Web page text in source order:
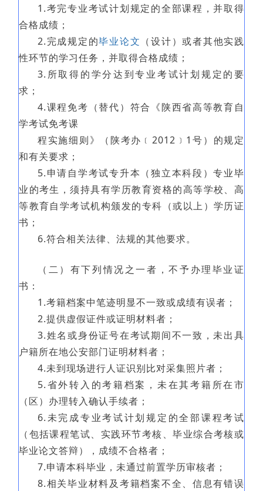
1.考完专业考试计划规定的全部课程，并取得
合格成绩；
2.完成规定的毕业论文 （设计）或者其他实践
性环节的学习任务，并取得合格成绩；
3.所取得的学分达到专业考试计划规定的要
求；
4.课程免考（替代）符合《陕西省高等教育自
学考试免考课
程实施细则》（陕考办﹝2012﹞1号）的规定
和有关要求；
5.申请自学考试专升本（独立本科段）专业毕
业的考生，须持具有学历教育资格的高等学校、高
等教育自学考试机构颁发的专科（或以上）学历证
书；
6.符合相关法律、法规的其他要求。
（二）有下列情况之一者，不予办理毕业证
书：
1.考籍档案中笔迹明显不一致或成绩有误者；
2.提供虚假证件或证明材料者；
3.姓名或身份证号在考试期间不一致，未出具
户籍所在地公安部门证明材料者；
4.未到现场进行人证识别比对采集照片者；
5.省外转入的考籍档案，未在其考籍所在市
（区）办理转入确认手续者；
6.未完成专业考试计划规定的全部课程考试
（包括课程笔试、实践环节考核、毕业综合考核或
毕业论文答辩），成绩不合格者；
7.申请本科毕业，未通过前置学历审核者；
8.相关毕业材料及考籍档案不全、信息有错误